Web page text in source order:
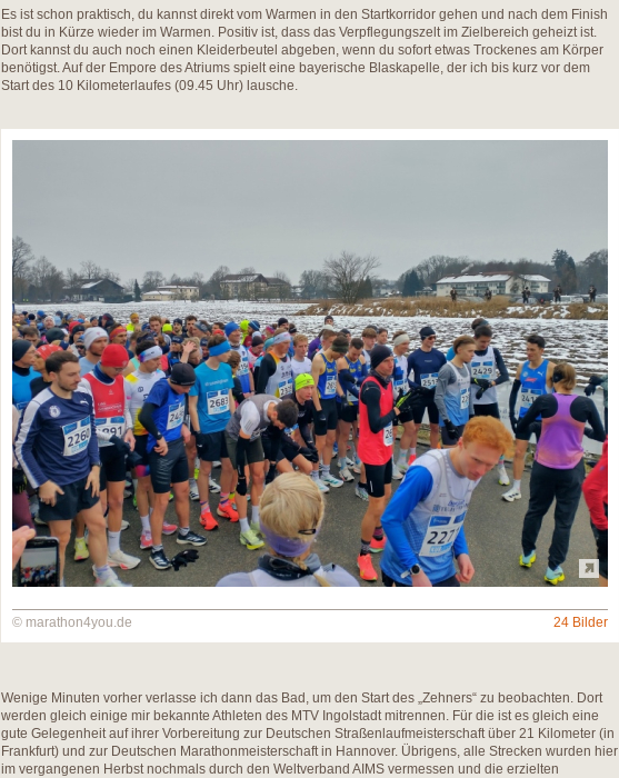
Es ist schon praktisch, du kannst direkt vom Warmen in den Startkorridor gehen und nach dem Finish
bist du in Kürze wieder im Warmen. Positiv ist, dass das Verpflegungszelt im Zielbereich geheizt ist.
Dort kannst du auch noch einen Kleiderbeutel abgeben, wenn du sofort etwas Trockenes am Körper
benötigst. Auf der Empore des Atriums spielt eine bayerische Blaskapelle, der ich bis kurz vor dem
Start des 10 Kilometerlaufes (09.45 Uhr) lausche.
© marathon4you.de 24 Bilder
Wenige Minuten vorher verlasse ich dann das Bad, um den Start des „Zehners“ zu beobachten. Dort
werden gleich einige mir bekannte Athleten des MTV Ingolstadt mitrennen. Für die ist es gleich eine
gute Gelegenheit auf ihrer Vorbereitung zur Deutschen Straßenlaufmeisterschaft über 21 Kilometer (in
Frankfurt) und zur Deutschen Marathonmeisterschaft in Hannover. Übrigens, alle Strecken wurden hier
im vergangenen Herbst nochmals durch den Weltverband AIMS vermessen und die erzielten